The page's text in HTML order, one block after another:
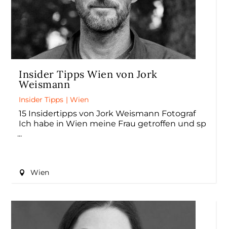
Insider Tipps Wien von Jork
Weismann
Insider Tipps |Wien
15 Insidertipps von Jork Weismann Fotograf
Ich habe in Wien meine Frau getroffen und sp
Wien